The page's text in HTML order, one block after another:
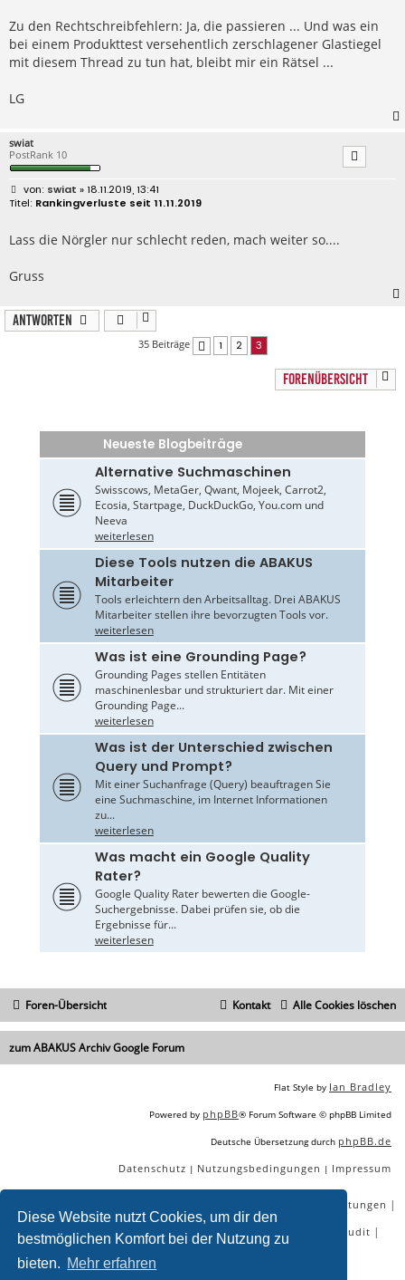
Diese Website nutzt Cookies, um dir den
bestmöglichen Komfort bei der Nutzung zu
bieten. Mehr erfahren
Zu den Rechtschreibfehlern: Ja, die passieren ... Und was ein
bei einem Produkttest versehentlich zerschlagener Glastiegel
mit diesem Thread zu tun hat, bleibt mir ein Rätsel ...
LG
swiat
PostRank 10
B
e
r
a
swiat » 18.11.2019, 13:41
Rankingverluste seit 11.11.2019
Lass die Nörgler nur schlecht reden, mach weiter so....
Gruss
Antworten
35 Beiträge Vorherige
1 2 3
FORENÜBERSICHT
Neueste Blogbeiträge
Alternative Suchmaschinen
Swisscows, MetaGer, Qwant, Mojeek, Carrot2,
Ecosia, Startpage, DuckDuckGo, You.com und
Neeva
weiterlesen
Diese Tools nutzen die ABAKUS
Mitarbeiter
Tools erleichtern den Arbeitsalltag. Drei ABAKUS
Mitarbeiter stellen ihre bevorzugten Tools vor.
weiterlesen
Was ist eine Grounding Page?
Grounding Pages stellen Entitäten
maschinenlesbar und strukturiert dar. Mit einer
Grounding Page...
weiterlesen
Was ist der Unterschied zwischen
Query und Prompt?
Mit einer Suchanfrage (Query) beauftragen Sie
eine Suchmaschine, im Internet Informationen
zu...
weiterlesen
Was macht ein Google Quality
Rater?
Google Quality Rater bewerten die Google-
Suchergebnisse. Dabei prüfen sie, ob die
Ergebnisse für...
weiterlesen
Foren-Übersicht Alle Cookies löschen
Kontakt
zum ABAKUS Archiv Google Forum
Flat Style by Ian Bradley
Powered by phpBB® Forum Software © phpBB Limited
Deutsche Übersetzung durch phpBB.de
Datenschutz | Nutzungsbedingungen | Impressum
SEO Dienstleistungen |
SEO Workshops |SEO Beratung| Backlinks kaufen SEO Audit |
SEO Tools gratis